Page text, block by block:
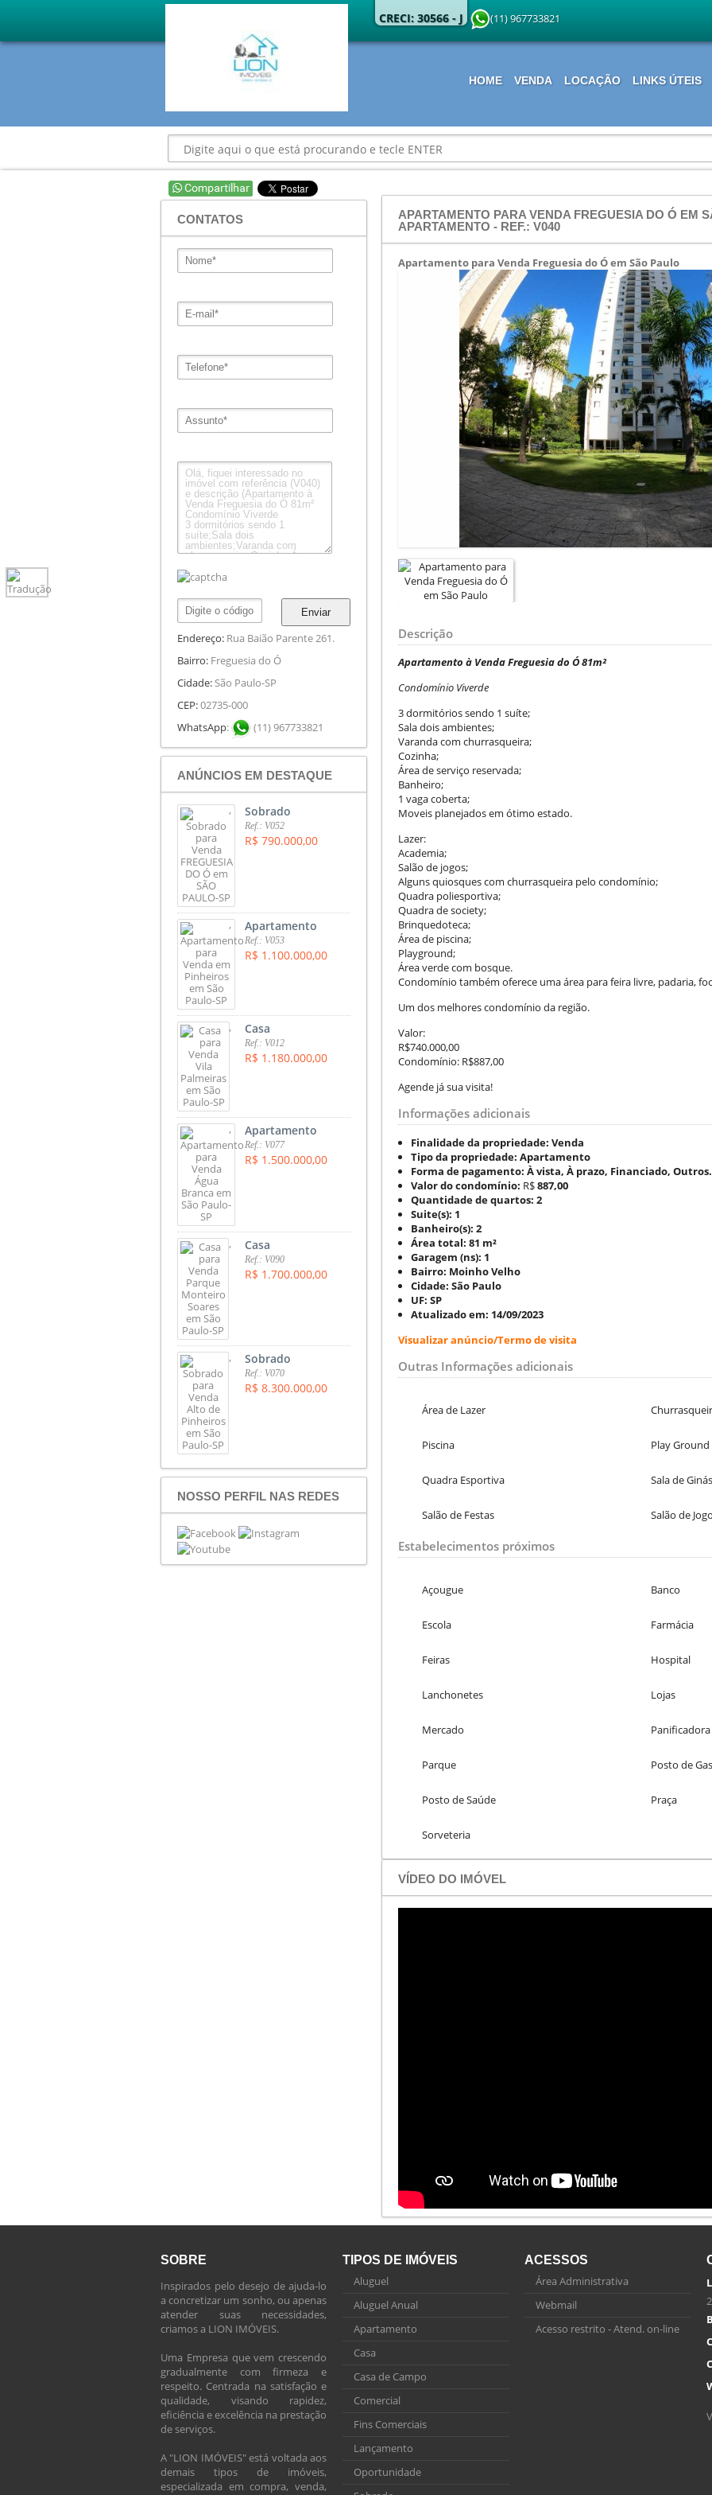
CRECI: 30566 - J (11) 967733821
HOME VENDA LOCAÇÃO LINKS ÚTEIS
APARTAMENTO PARA VENDA FREGUESIA DO Ó EM
APARTAMENTO - REF.: V040
Apartamento para Venda Freguesia do Ó em São Paulo
Descrição
Apartamento à Venda Freguesia do Ó 81m²
Condomínio Viverde
3 dormitórios sendo 1 suíte;
Sala dois ambientes;
Varanda com churrasqueira;
Cozinha;
Área de serviço reservada;
Banheiro;
1 vaga coberta;
Moveis planejados em ótimo estado.
Lazer:
Academia;
Salão de jogos;
Alguns quiosques com churrasqueira pelo condomínio;
Quadra poliesportiva;
Quadra de society;
Brinquedoteca;
Área de piscina;
Playground;
Área verde com bosque.
Condomínio também oferece uma área para feira livre, padaria,
Um dos melhores condomínio da região.
Valor:
R$740.000,00
Condomínio: R$887,00
Agende já sua visita!
Informações adicionais
Finalidade da propriedade: Venda
Tipo da propriedade: Apartamento
Forma de pagamento: À vista, À prazo, Financiado,
Valor do condomínio: R$887,00
Quantidade de quartos: 2
Suite(s): 1
Banheiro(s): 2
Área total: 81 m²
Garagem (ns): 1
Bairro: Moinho Velho
Cidade: São Paulo
UF: SP
Atualizado em: 14/09/2023
Visualizar anúncio/Termo de visita
Outras Informações adicionais
Área de Lazer
Piscina Play Ground
Quadra Esportiva Sala de
Salão de Festas Salão de
Estabelecimentos próximos
Açougue Banco
Escola Farmácia
Feiras Hospital
Lanchonetes Lojas
Mercado Panificadora
Parque Posto de
Posto de Saúde Praça
Sorveteria
VÍDEO DO IMÓVEL
CONTATOS
Enviar
Endereço: Rua Baião Parente 261.
Bairro: Freguesia do Ó
Cidade: São Paulo-SP
CEP:02735-000
WhatsApp: (11) 967733821
ANÚNCIOS EM DESTAQUE
, Sobrado
Ref.: V052
R$ 790.000,00
, Apartamento
Ref.: V053
R$ 1.100.000,00
, Casa
Ref.: V012
R$ 1.180.000,00
, Apartamento
Ref.: V077
R$ 1.500.000,00
, Casa
Ref.: V090
R$ 1.700.000,00
, Sobrado
Ref.: V070
R$ 8.300.000,00
NOSSO PERFIL NAS REDES
SOBRE
Inspirados pelo desejo de ajuda-lo
a concretizar um sonho, ou apenas
atender suas necessidades,
criamos a LION IMÓVEIS.
Uma Empresa que vem crescendo
gradualmente com firmeza e
respeito. Centrada na satisfação e
qualidade, visando rapidez,
eficiência e excelência na prestação
de serviços.
A "LION IMÓVEIS" está voltada aos
demais tipos de imóveis,
especializada em compra, venda,
TIPOS DE IMÓVEIS
Aluguel
Aluguel Anual
Apartamento
Casa
Casa de Campo
Comercial
Fins Comerciais
Lançamento
Oportunidade
ACESSOS
Área Administrativa
Webmail
Acesso restrito - Atend. on-line